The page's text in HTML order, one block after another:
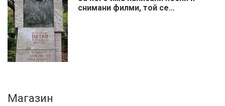
снимани филми, той се…
Магазин